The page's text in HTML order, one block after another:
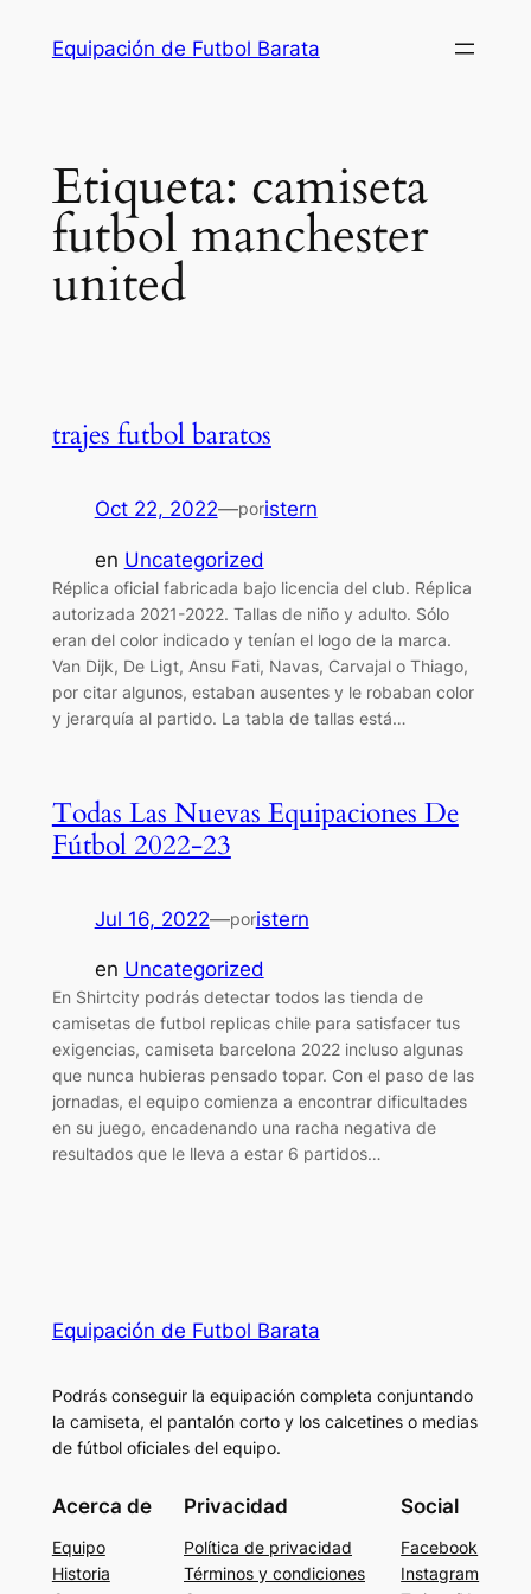
Equipación de Futbol Barata
Etiqueta: camiseta
futbol manchester
united
trajes futbol baratos
Oct 22, 2022—poristern
en Uncategorized
Réplica oficial fabricada bajo licencia del club. Réplica
autorizada 2021-2022. Tallas de niño y adulto. Sólo
eran del color indicado y tenían el logo de la marca.
Van Dijk, De Ligt, Ansu Fati, Navas, Carvajal o Thiago,
por citar algunos, estaban ausentes y le robaban color
y jerarquía al partido. La tabla de tallas está…
Todas Las Nuevas Equipaciones De
Fútbol 2022-23
Jul 16, 2022—poristern
en Uncategorized
En Shirtcity podrás detectar todos las tienda de
camisetas de futbol replicas chile para satisfacer tus
exigencias, camiseta barcelona 2022 incluso algunas
que nunca hubieras pensado topar. Con el paso de las
jornadas, el equipo comienza a encontrar dificultades
en su juego, encadenando una racha negativa de
resultados que le lleva a estar 6 partidos…
Equipación de Futbol Barata
Podrás conseguir la equipación completa conjuntando
la camiseta, el pantalón corto y los calcetines o medias
de fútbol oficiales del equipo.
Acerca de
Equipo
Historia
Privacidad
Política de privacidad
Términos y condiciones
Social
Facebook
Instagram